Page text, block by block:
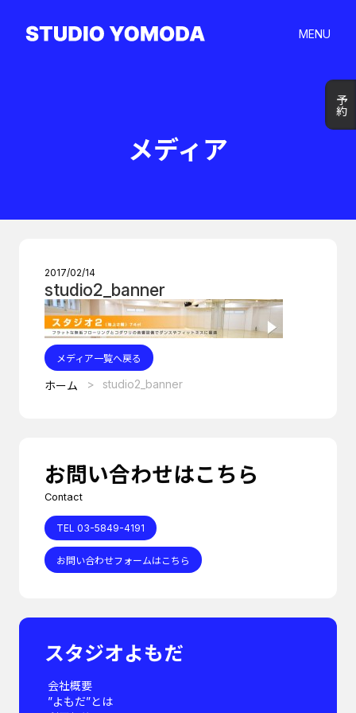
MENU
予約
予約
メディア
2017/02/14
studio2_banner
メディア一覧へ戻る
ホーム studio2_banner
お問い合わせはこちら
Contact
TEL 03-5849-4191
お問い合わせフォームはこちら
スタジオよもだ
会社概要
”よもだ”とは